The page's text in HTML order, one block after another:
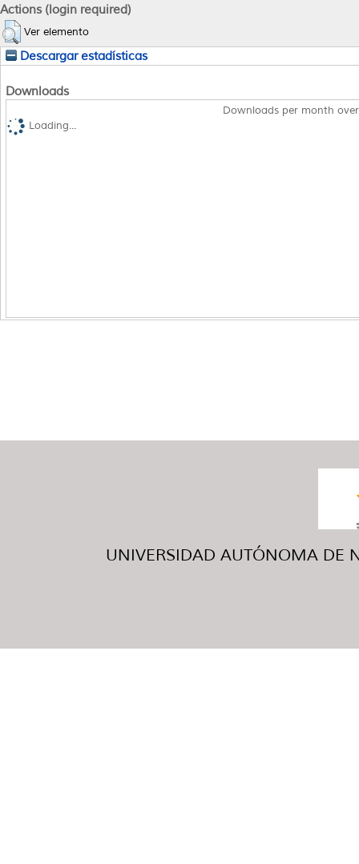
Actions (login required)
Ver elemento
Descargar estadísticas
Downloads
Downloads per month
Loading...
UNIVERSIDAD AUTÓNOMA DE